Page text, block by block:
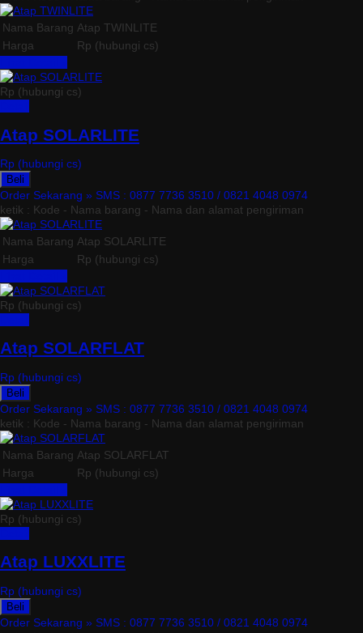
Nama Barang Atap TWINLITE
Harga
Rp (hubungi cs)
Rp (hubungi cs)
Atap SOLARLITE
Rp (hubungi cs)
Beli
Order Sekarang » SMS : 0877 7736 3510 / 0821 4048 0974
ketik : Kode - Nama barang - Nama dan alamat pengiriman
Nama Barang Atap SOLARLITE
Harga
Rp (hubungi cs)
Rp (hubungi cs)
Atap SOLARFLAT
Rp (hubungi cs)
Beli
Order Sekarang » SMS : 0877 7736 3510 / 0821 4048 0974
ketik : Kode - Nama barang - Nama dan alamat pengiriman
Nama Barang Atap SOLARFLAT
Harga
Rp (hubungi cs)
Rp (hubungi cs)
Atap LUXXLITE
Rp (hubungi cs)
Beli
Order Sekarang » SMS : 0877 7736 3510 / 0821 4048 0974